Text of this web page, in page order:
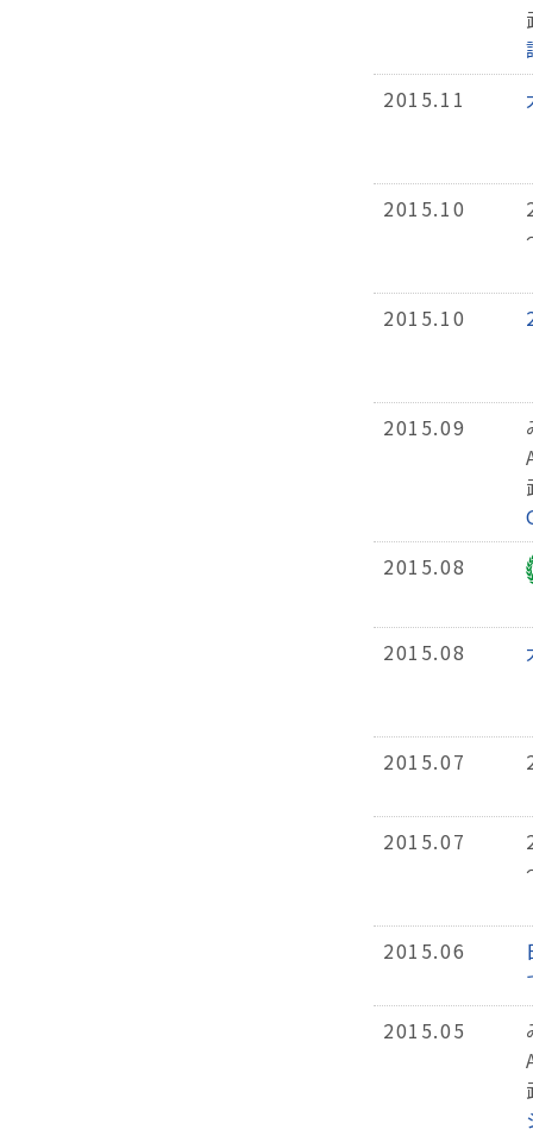
2015.11
2015.10
2015.10
2015.09
2015.08
2015.08
2015.07
2015.07
2015.06
2015.05